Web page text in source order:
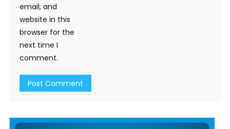
email, and
website in this
browser for the
next time I
comment.